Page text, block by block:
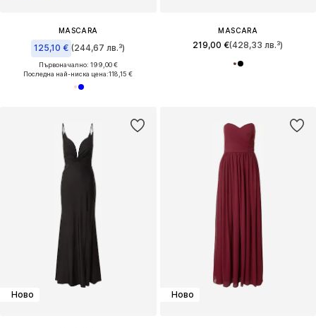
MASCARA
125,10 € (244,67 лв.³)
Първоначално: 199,00 €
Последна най-ниска цена:118,15 €
MASCARA
219,00 €(428,33 лв.³)
Ново Ново